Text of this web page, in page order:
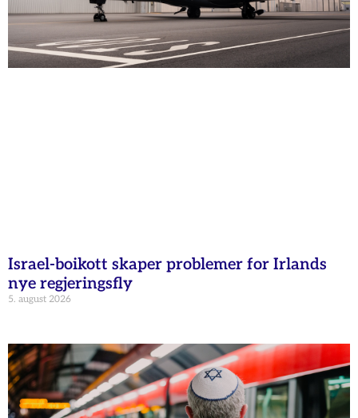
Israel-boikott skaper problemer for Irlands
nye regjeringsfly
5. august 2026